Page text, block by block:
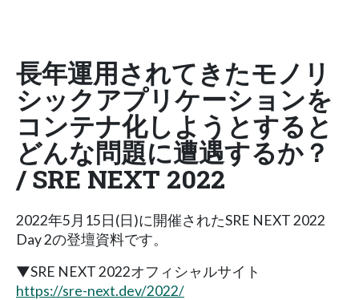
長年運用されてきたモノリ
シックアプリケーションを
コンテナ化しようとすると
どんな問題に遭遇するか？
/ SRE NEXT 2022
2022年5月15日(日)に開催されたSRE NEXT 2022
Day 2の登壇資料です。
▼SRE NEXT 2022オフィシャルサイト
https://sre-next.dev/2022/